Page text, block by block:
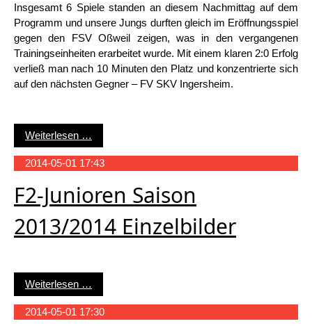
Insgesamt 6 Spiele standen an diesem Nachmittag auf dem
Programm und unsere Jungs durften gleich im Eröffnungsspiel
gegen den FSV Oßweil zeigen, was in den vergangenen
Trainingseinheiten erarbeitet wurde. Mit einem klaren 2:0 Erfolg
verließ man nach 10 Minuten den Platz und konzentrierte sich
auf den nächsten Gegner – FV SKV Ingersheim.
Weiterlesen …
2014-05-01 17:43
F2-Junioren Saison
2013/2014 Einzelbilder
Weiterlesen …
2014-05-01 17:30